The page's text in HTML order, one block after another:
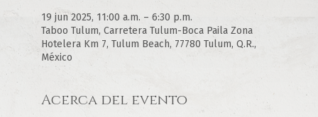
19 jun 2025, 11:00 a.m. – 6:30 p.m.
Taboo Tulum, Carretera Tulum-Boca Paila Zona
Hotelera Km 7, Tulum Beach, 77780 Tulum, Q.R.,
México
Acerca del evento